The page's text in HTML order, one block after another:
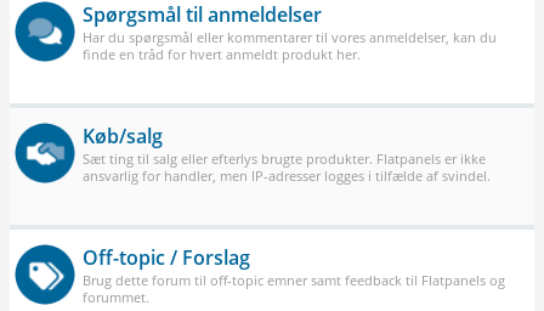
Spørgsmål til anmeldelser
Har du spørgsmål eller kommentarer til vores anmeldelser, kan du
finde en tråd for hvert anmeldt produkt her.
Køb/salg
Sæt ting til salg eller efterlys brugte produkter. Flatpanels er ikke
ansvarlig for handler, men IP-adresser logges i tilfælde af svindel.
Off-topic / Forslag
Brug dette forum til off-topic emner samt feedback til Flatpanels og
forummet.